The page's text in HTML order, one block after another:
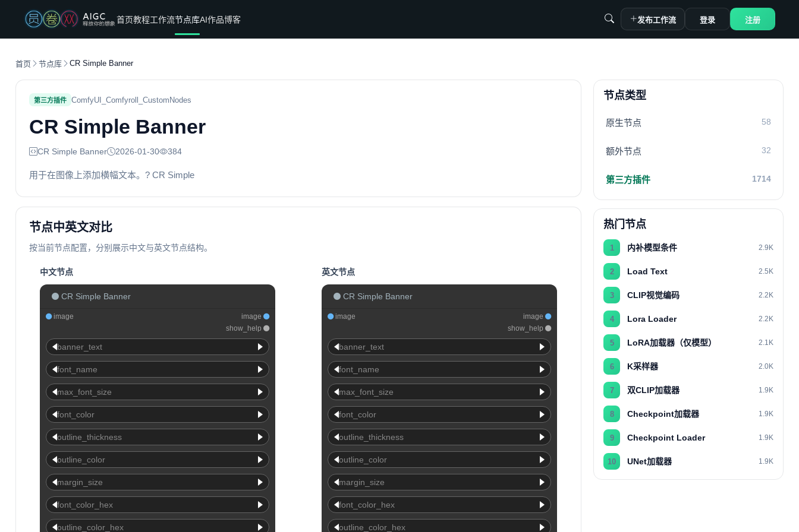
首页教程工作流节点库AI作品博客 发布工作流 登录 注册
首页 节点库 CR Simple Banner
第三方插件 ComfyUI_Comfyroll_CustomNodes
CR Simple Banner
CR Simple Banner 2026-01-30 384
用于在图像上添加横幅文本。? CR Simple
节点中英文对比
按当前节点配置，分别展示中文与英文节点结构。
中文节点
CR Simple Banner
image
image
show_help
banner_text
font_name
max_font_size
font_color
outline_thickness
outline_color
margin_size
font_color_hex
outline_color_hex
英文节点
CR Simple Banner
image
image
show_help
banner_text
font_name
max_font_size
font_color
outline_thickness
outline_color
margin_size
font_color_hex
outline_color_hex
节点类型
原生节点 58
额外节点 32
第三方插件 1714
热门节点
1 内补模型条件 2.9K
2 Load Text 2.5K
3 CLIP视觉编码 2.2K
4 Lora Loader 2.2K
5 LoRA加载器（仅模型） 2.1K
6 K采样器 2.0K
7 双CLIP加载器 1.9K
8 Checkpoint加载器 1.9K
9 Checkpoint Loader 1.9K
10 UNet加载器 1.9K